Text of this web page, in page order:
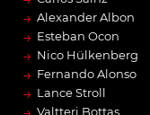
→ Alexander Albon
→ Esteban Ocon
→ Nico Hülkenberg
→ Fernando Alonso
→ Lance Stroll
Valtteri Bottas